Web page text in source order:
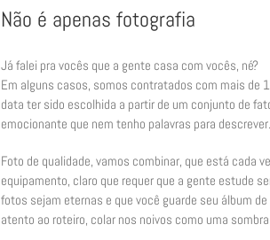
Não é apenas fotografia
Já falei pra vocês que a gente casa com vocês, né?
Em alguns casos, somos contratados com mais de
data ter sido escolhida a partir de um conjunto de
emocionante que nem tenho palavras para
Foto de qualidade, vamos combinar, que está cada
equipamento, claro que requer que a gente estude
fotos sejam eternas e que você guarde seu álbum
atento ao roteiro, colar nos noivos como uma